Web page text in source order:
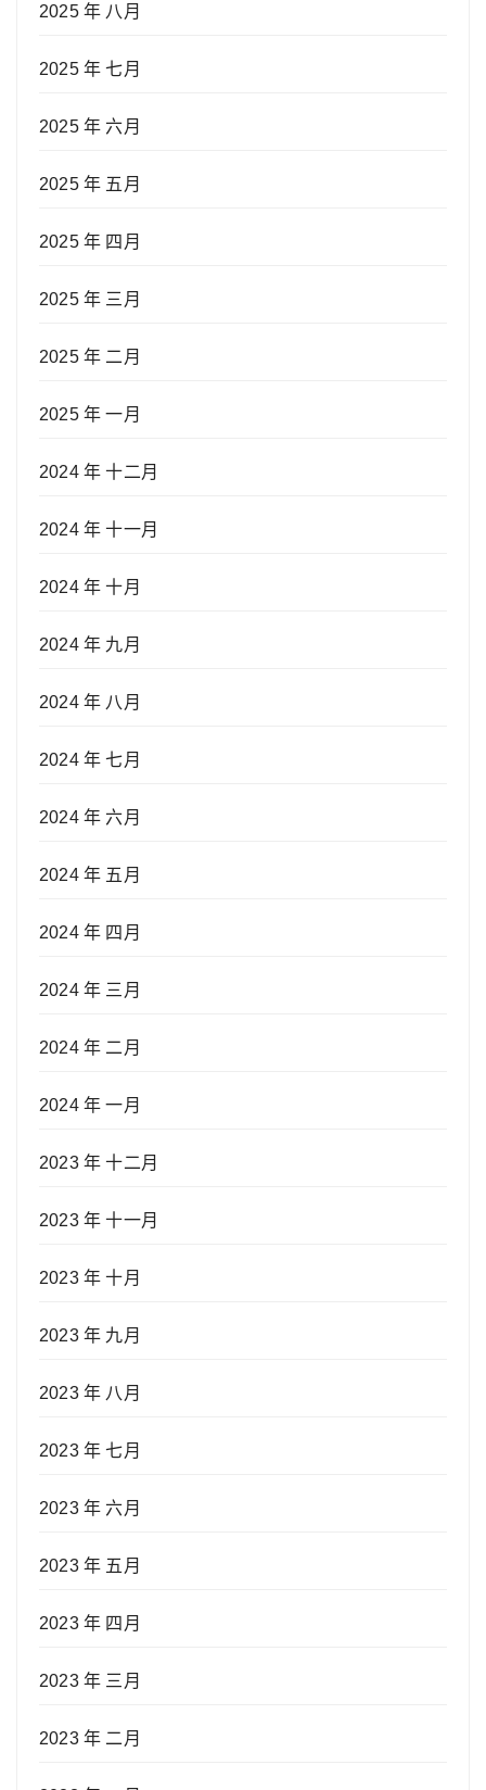
2025 年 八月
2025 年 七月
2025 年 六月
2025 年 五月
2025 年 四月
2025 年 三月
2025 年 二月
2025 年 一月
2024 年 十二月
2024 年 十一月
2024 年 十月
2024 年 九月
2024 年 八月
2024 年 七月
2024 年 六月
2024 年 五月
2024 年 四月
2024 年 三月
2024 年 二月
2024 年 一月
2023 年 十二月
2023 年 十一月
2023 年 十月
2023 年 九月
2023 年 八月
2023 年 七月
2023 年 六月
2023 年 五月
2023 年 四月
2023 年 三月
2023 年 二月